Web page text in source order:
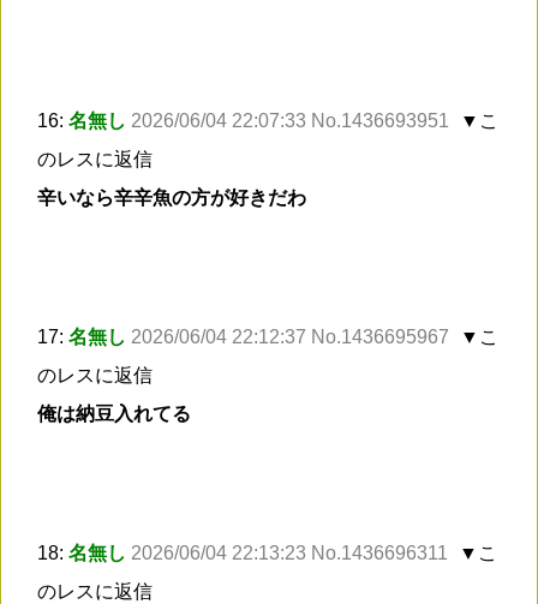
16: 名無し 2026/06/04 22:07:33 No.1436693951
▼こ
のレスに返信
辛いなら辛辛魚の方が好きだわ
17: 名無し 2026/06/04 22:12:37 No.1436695967
▼こ
のレスに返信
俺は納豆入れてる
18: 名無し 2026/06/04 22:13:23 No.1436696311
▼こ
のレスに返信